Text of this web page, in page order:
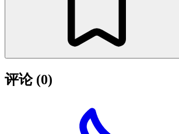
评论 (0)